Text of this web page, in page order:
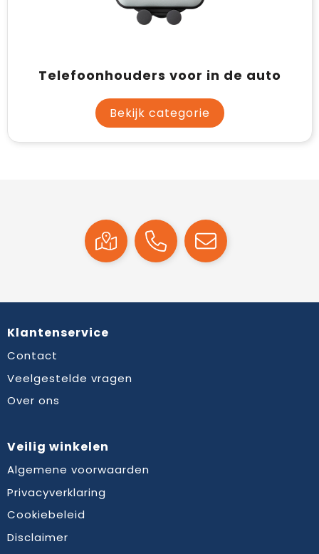
Telefoonhouders voor in de auto
Bekijk categorie
Klantenservice
Contact
Veelgestelde vragen
Over ons
Veilig winkelen
Algemene voorwaarden
Privacyverklaring
Cookiebeleid
Disclaimer